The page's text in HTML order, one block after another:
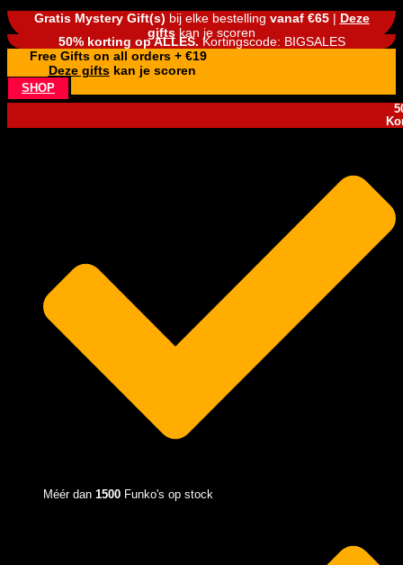
Gratis Mystery Gift(s) bij elke bestelling vanaf €65| Deze
gifts kan je scoren
50% korting op ALLES. Kortingscode: BIGSALES
Free Gifts on all orders + €19
Deze giftskan je scoren
SHOP
Méér dan 1500 Funko's op stock